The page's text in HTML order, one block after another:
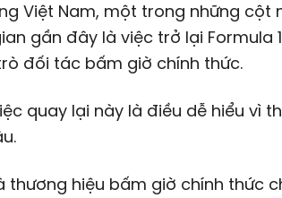
Việt Nam, một trong những cột
gần đây là việc trở lại Formula
đối tác bấm giờ chính thức.
quay lại này là điều dễ hiểu vì
thương hiệu bấm giờ chính thức